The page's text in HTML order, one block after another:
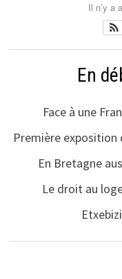
Il n’y a
En
Face à une
Première exposition
En Bretagne
Le droit au